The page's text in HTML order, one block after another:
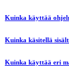
Kuinka käyttää
Kuinka käsitellä
Kuinka käyttää eri